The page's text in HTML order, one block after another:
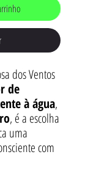
dos Ventos
de
à água,
, é a escolha
uma
com